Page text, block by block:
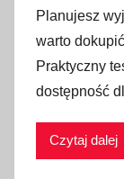
u
b
l
i
w
Planujesz
warto
Praktyczny
dostępność
Czytaj dalej